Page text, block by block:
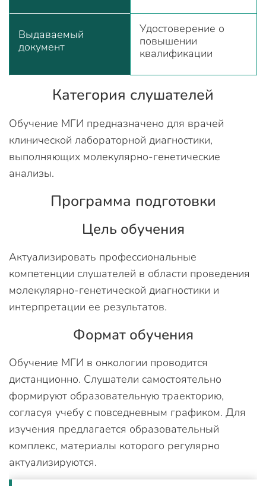
Выдаваемый
документ
Удостоверение о
повышении
квалификации
Категория слушателей
Обучение МГИ предназначено для врачей
клинической лабораторной диагностики,
выполняющих молекулярно-генетические
анализы.
Программа подготовки
Цель обучения
Актуализировать профессиональные
компетенции слушателей в области проведения
молекулярно-генетической диагностики и
интерпретации ее результатов.
Формат обучения
Обучение МГИ в онкологии проводится
дистанционно. Слушатели самостоятельно
формируют образовательную траекторию,
согласуя учебу с повседневным графиком. Для
изучения предлагается образовательный
комплекс, материалы которого регулярно
актуализируются.